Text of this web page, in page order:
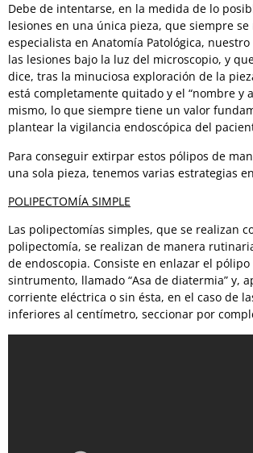
Debe de intentarse, en la medida de lo
lesiones en una única pieza, que siempre
especialista en Anatomía Patológica,
las lesiones bajo la luz del microscopio, y
dice, tras la minuciosa exploración de la
está completamente quitado y el “nombre y
mismo, lo que siempre tiene un valor
plantear la vigilancia endoscópica del
Para conseguir extirpar estos pólipos de
una sola pieza, tenemos varias estrategias
POLIPECTOMÍA SIMPLE
Las polipectomías simples, que se realizan
polipectomía, se realizan de manera
de endoscopia. Consiste en enlazar el pólipo
sintrumento, llamado “Asa de diatermia” y,
corriente eléctrica o sin ésta, en el caso de
inferiores al centímetro, seccionar por